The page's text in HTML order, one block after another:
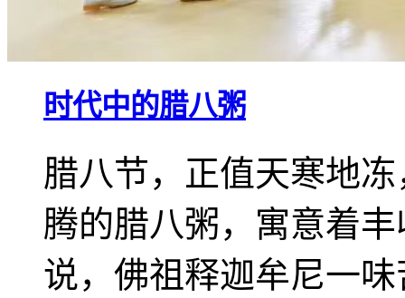
时代中的腊八粥
腊八节，正值天寒地
腾的腊八粥，寓意着
说，佛祖释迦牟尼一